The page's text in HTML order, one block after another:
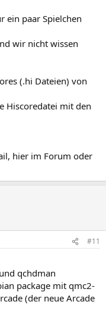
ein paar Spielchen
wir nicht wissen
(.hi Dateien) von
Hiscoredatei mit den
hier im Forum oder
#11
qchdman
package mit qmc2-
(der neue Arcade